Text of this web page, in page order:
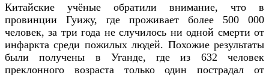
Китайские учёные обратили внимание, что в
провинции Гуижу, где проживает более 500 000
человек, за три года не случилось ни одной смерти от
инфаркта среди пожилых людей. Похожие результаты
были получены в Уганде, где из 632 человек
преклонного возраста только один пострадал от